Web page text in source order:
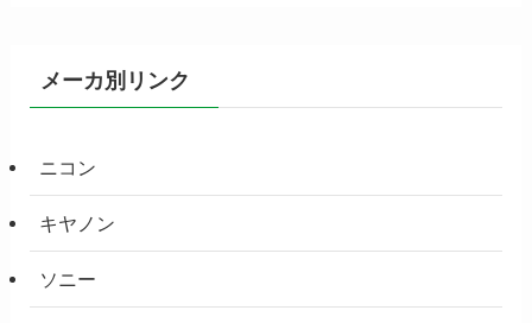
メーカ別リンク
ニコン
キヤノン
ソニー